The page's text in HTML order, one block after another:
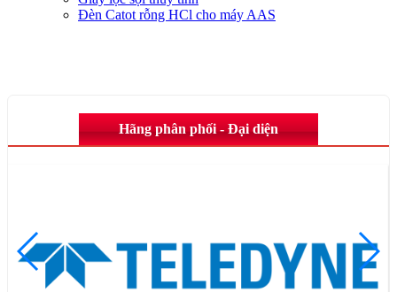
Đèn Catot rỗng HCl cho máy AAS
Hãng phân phối - Đại diện